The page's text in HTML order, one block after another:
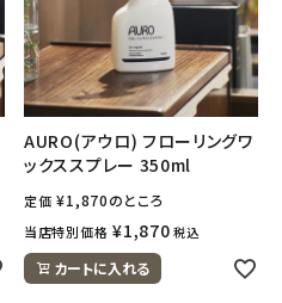
AURO(アウロ) フローリングワ
ックススプレー 350ml
定価 ¥1,870のところ
当店特別価格 ¥1,870 税込
カートに入れる